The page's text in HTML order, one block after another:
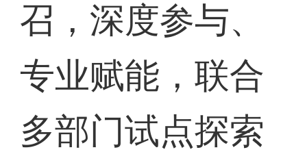
召，深度参与、
专业赋能，联合
多部门试点探索